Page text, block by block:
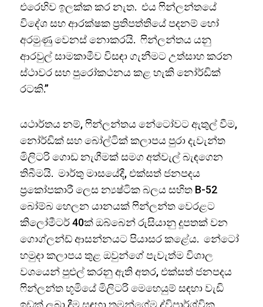
එරෙහිව ඉලක්ක කර නැත. එය ෆින්ලන්තයේ
විදේශ සහ ආරක්ෂක ප්‍රතිපත්තියේ පදනම් හෝ
අරමුණු වෙනස් නොකරයි. ෆින්ලන්තය යනු
ආරවුල් සාමකාමීව විසඳා ගැනීමට උත්සාහ කරන
ස්ථාවර සහ පුරෝකථනය කළ හැකි නෝර්ඩික්
රටකි.”
යථාර්තය නම්, ෆින්ලන්තය නේටෝවට ඇතුල් වීම,
නෝර්ඩික් සහ බෝල්ටික් කලාපය පුරා දැවැන්ත
මිලිටරි ගොඩ නැගීමක් සමග අත්වැල් බැඳගෙන
තිබීමයි. මාර්තු මාසයේදී, එක්සත් ජනපදය
ප්‍රකෝපකාරී ලෙස න්‍යෂ්ටික බලය සහිත B-52
බෝම්බ හෙලන යානයක් ෆින්ලන්ත වෙරළට
කිලෝමීටර් 40ක් ඔබ්බෙන් රුසියානු දූපතක් වන
ගොග්ලන්ඩ් ආසන්නයට පියාසර කළේය. නේටෝ
හමුදා කලාපය තුළ ඔවුන්ගේ පැවැත්ම විශාල
වශයෙන් පුළුල් කරනු ඇති අතර, එක්සත් ජනපදය
ෆින්ලන්ත භූමියේ මිලිටරි මෙහෙයුම් සඳහා වැඩි
ඉඩක් ලබා දීම සඳහා තමන්ගේම ද්විපාර්ශ්වික